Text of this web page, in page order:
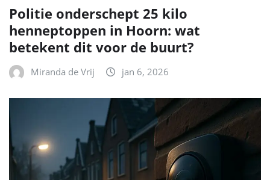
Politie onderschept 25 kilo
henneptoppen in Hoorn: wat
betekent dit voor de buurt?
Miranda de Vrij jan 6, 2026